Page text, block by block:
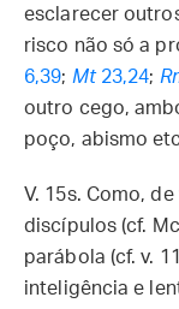
esclarecer
risco não só a
6,39; Mt23,24;
outro cego,
poço, abismo
V. 15s. Como,
discípulos (cf.
parábola (cf. v.
inteligência e